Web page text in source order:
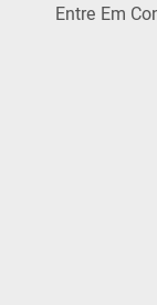
Entre Em